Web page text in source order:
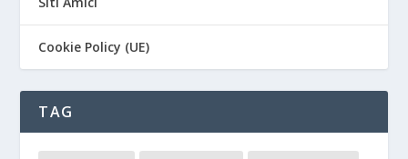
Cookie Policy (UE)
TAG